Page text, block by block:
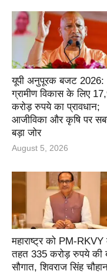
यूपी अनुपूरक बजट 2026:
ग्रामीण विकास के लिए
करोड़ रुपये का प्रावधान;
आजीविका और कृषि पर
बड़ा जोर
August 5, 2026
महाराष्ट्र को PM-
तहत 335 करोड़ रुपये की
सौगात, शिवराज सिंह